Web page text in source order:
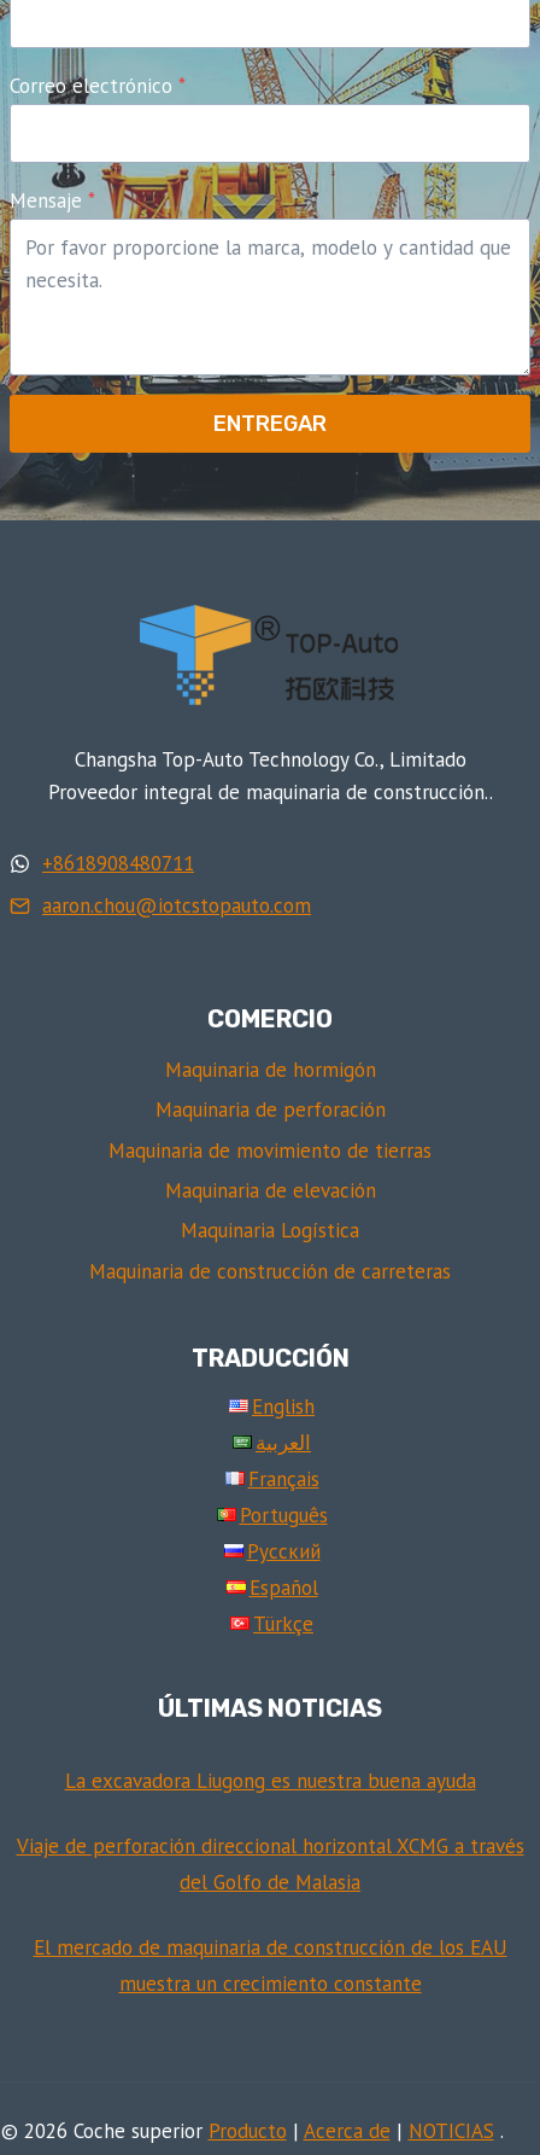
Correo electrónico *
Mensaje *
ENTREGAR
Changsha Top-Auto Technology Co., Limitado
Proveedor integral de maquinaria de construcción..
+8618908480711
aaron.chou@iotcstopauto.com
COMERCIO
Maquinaria de hormigón
Maquinaria de perforación
Maquinaria de movimiento de tierras
Maquinaria de elevación
Maquinaria Logística
Maquinaria de construcción de carreteras
TRADUCCIÓN
English
العربية
Français
Português
Русский
Español
Türkçe
ÚLTIMAS NOTICIAS
La excavadora Liugong es nuestra buena ayuda
Viaje de perforación direccional horizontal XCMG a través
del Golfo de Malasia
El mercado de maquinaria de construcción de los EAU
muestra un crecimiento constante
© 2026 Coche superior Producto | Acerca de | NOTICIAS .